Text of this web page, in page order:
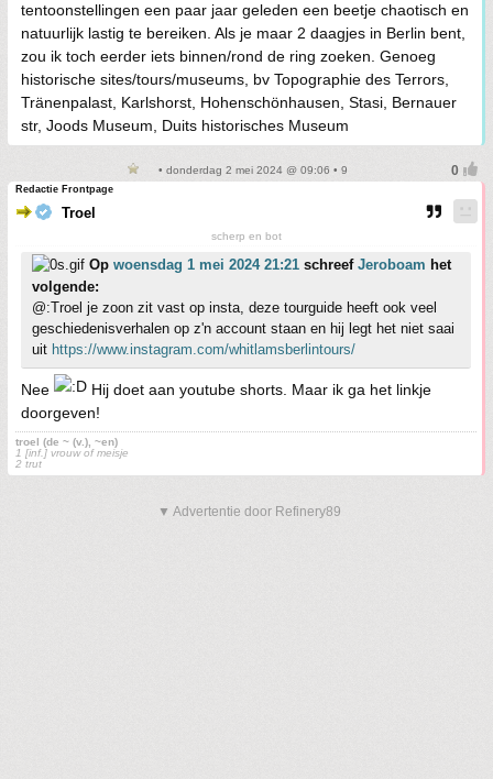
tentoonstellingen een paar jaar geleden een beetje chaotisch en
natuurlijk lastig te bereiken. Als je maar 2 daagjes in Berlin bent,
zou ik toch eerder iets binnen/rond de ring zoeken. Genoeg
historische sites/tours/museums, bv Topographie des Terrors,
Tränenpalast, Karlshorst, Hohenschönhausen, Stasi, Bernauer
str, Joods Museum, Duits historisches Museum
• donderdag 2 mei 2024 @ 09:06 • 9
Redactie Frontpage
Troel
scherp en bot
Op woensdag 1 mei 2024 21:21 schreef Jeroboam het
volgende:
@:Troel je zoon zit vast op insta, deze tourguide heeft ook veel
geschiedenisverhalen op z'n account staan en hij legt het niet saai
uit https://www.instagram.com/whitlamsberlintours/
Nee
Hij doet aan youtube shorts. Maar ik ga het linkje
doorgeven!
troel (de ~ (v.), ~en)
1 [inf.] vrouw of meisje
2 trut
▼ Advertentie door Refinery89